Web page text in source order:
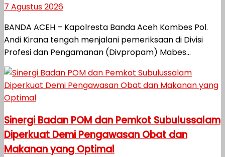
7 Agustus 2026
BANDA ACEH – Kapolresta Banda Aceh Kombes Pol.
Andi Kirana tengah menjalani pemeriksaan di Divisi
Profesi dan Pengamanan (Divpropam) Mabes...
Sinergi Badan POM dan Pemkot Subulussalam
Diperkuat Demi Pengawasan Obat dan
Makanan yang Optimal